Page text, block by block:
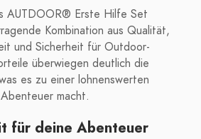
AUTDOOR® Erste Hilfe Set
Kombination aus Qualität,
und Sicherheit für Outdoor-
überwiegen deutlich die
es zu einer lohnenswerten
macht.
für deine Abenteuer